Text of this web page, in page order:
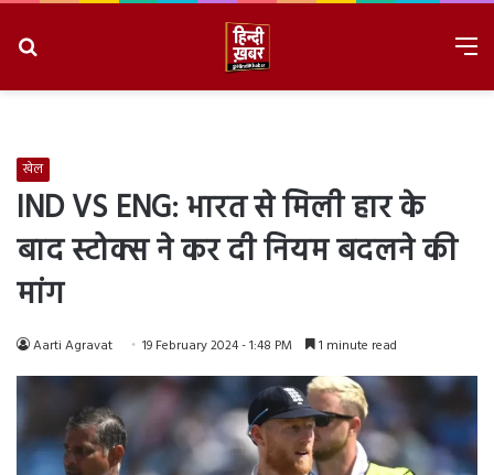
खेल
IND VS ENG: भारत से मिली हार के
बाद स्टोक्स ने कर दी नियम बदलने की
मांग
Aarti Agravat 19 February 2024 - 1:48 PM 1 minute read